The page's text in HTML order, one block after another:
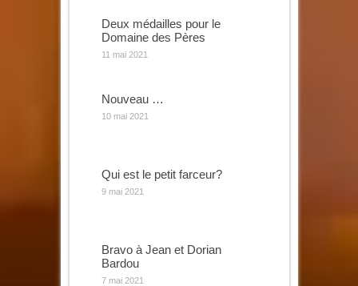
Deux médailles pour le
Domaine des Pères
11 mai 2021
Nouveau …
10 mai 2021
Qui est le petit farceur?
9 mai 2021
Bravo à Jean et Dorian
Bardou
7 mai 2021